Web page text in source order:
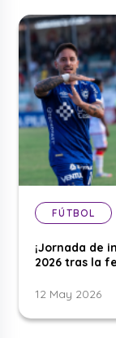
FÚTBOL
¡Jornada de
2026 tras la
12 May 2026